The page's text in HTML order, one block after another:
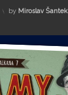
by Miroslav Šantek